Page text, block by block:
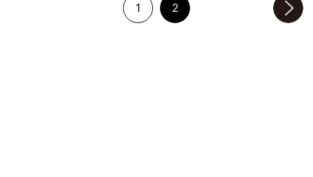
1 2